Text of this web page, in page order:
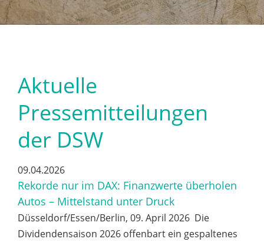
Aktuelle
Pressemitteilungen
der DSW
09.04.2026
Rekorde nur im DAX: Finanzwerte überholen
Autos – Mittelstand unter Druck
Düsseldorf/Essen/Berlin, 09. April 2026 Die
Dividendensaison 2026 offenbart ein gespaltenes